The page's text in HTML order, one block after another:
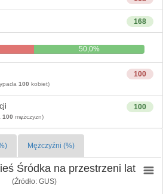
168
50,0%
100
100 kobiet)
100
100 mężczyzn)
Mężczyźni (%)
Śródka na przestrzeni lat
(Źródło: GUS)